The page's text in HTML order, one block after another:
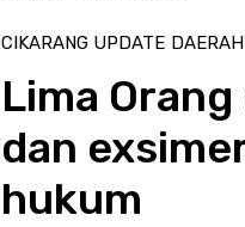
CIKARANG UPDATE DAERAH
Lima
dan
hukum